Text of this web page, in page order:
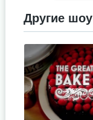
Другие шоу